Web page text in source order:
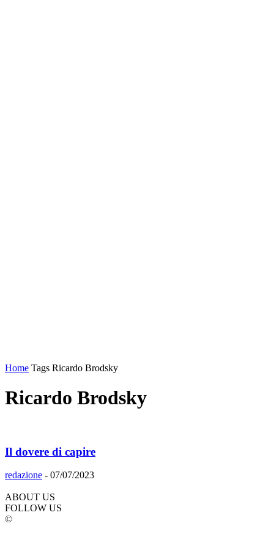
Home Tags Ricardo Brodsky
Ricardo Brodsky
Il dovere di capire
redazione - 07/07/2023
ABOUT US
FOLLOW US
©